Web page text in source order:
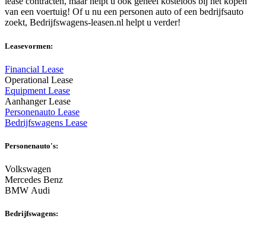
van een voertuig! Of u nu een personen auto of een bedrijfsauto
zoekt, Bedrijfswagens-leasen.nl helpt u verder!
Leasevormen:
Financial Lease
Operational Lease
Equipment Lease
Aanhanger Lease
Personenauto Lease
Bedrijfswagens Lease
Personenauto's:
Volkswagen
Mercedes Benz
BMW Audi
Bedrijfswagens: